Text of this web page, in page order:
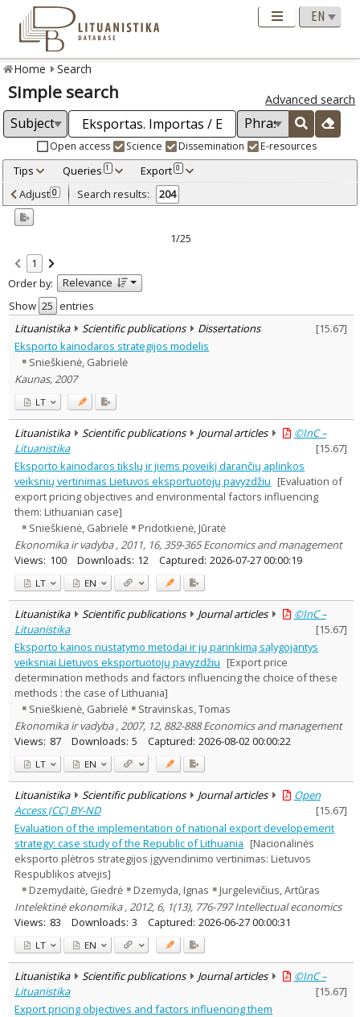
Home Search
Simple search Advanced search
Open access Science Dissemination E-resources
Tips Queries 1 Export 0
Adjusted by criteria 0
Year
Refine
Open access
Scientific publications 203
Dissemination publications
Document Type:
Books & books parts 27
Journal articles 172
Dissertations 5
Subject area:
Education
Economics 199
History
Political sciences 7
Sociology 1
Management 61
Text language
Country of publication
Historical periods
Lithuanian place names
Journal
Adjust 0 Search results: 204
1/25
1
Order by:
Relevance
Show
entries
Lituanistika
Scientific publications Dissertations [15.67]
Eksporto kainodaros strategijos modelis
Snieškienė, Gabrielė
Kaunas, 2007
LT
Lituanistika Scientific publications Journal articles
©InC –
Lituanistika
[15.67]
Eksporto kainodaros tikslų ir jiems poveikį darančių aplinkos
veiksnių vertinimas Lietuvos eksportuotojų pavyzdžiu [Evaluation of
export pricing objectives and environmental factors influencing
them: Lithuanian case]
Snieškienė, Gabrielė
Pridotkienė, Jūratė
Ekonomika ir vadyba , 2011, 16, 359-365 Economics and management
Views: 100 Downloads: 12 Captured: 2026-07-27 00:00:19
LT EN
Lituanistika Scientific publications Journal articles
©InC –
Lituanistika
[15.67]
Eksporto kainos nustatymo metodai ir jų parinkimą sąlygojantys
veiksniai Lietuvos eksportuotojų pavyzdžiu [Export price
determination methods and factors influencing the choice of these
methods : the case of Lithuania]
Snieškienė, Gabrielė
Stravinskas, Tomas
Ekonomika ir vadyba , 2007, 12, 882-888 Economics and management
Views: 87 Downloads: 5 Captured: 2026-08-02 00:00:22
LT EN
Lituanistika Scientific publications Journal articles
Open
Access (CC) BY-ND
[15.67]
Evaluation of the implementation of national export developement
strategy: case study of the Republic of Lithuania [Nacionalinės
eksporto plėtros strategijos įgyvendinimo vertinimas: Lietuvos
Respublikos atvejis]
Dzemydaitė, Giedrė
Dzemyda, Ignas
Jurgelevičius, Artūras
Intelektinė ekonomika , 2012, 6, 1(13), 776-797 Intellectual economics
Views: 83 Downloads: 3 Captured: 2026-06-27 00:00:31
LT EN
Lituanistika Scientific publications Journal articles
©InC –
Lituanistika
[15.67]
Export pricing objectives and factors influencing them